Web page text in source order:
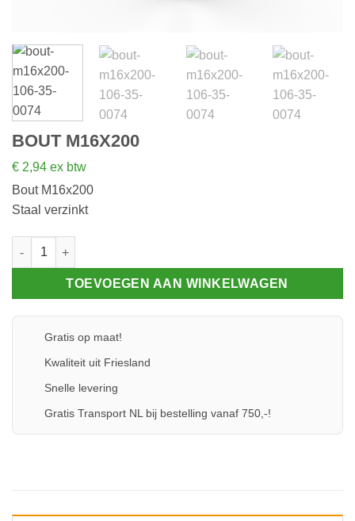
BOUT M16X200
€ 2,94 ex btw
Bout M16x200
Staal verzinkt
Bout M16x200 aantal
TOEVOEGEN AAN WINKELWAGEN
Gratis op maat!
Kwaliteit uit Friesland
Snelle levering
Gratis Transport NL bij bestelling vanaf 750,-!